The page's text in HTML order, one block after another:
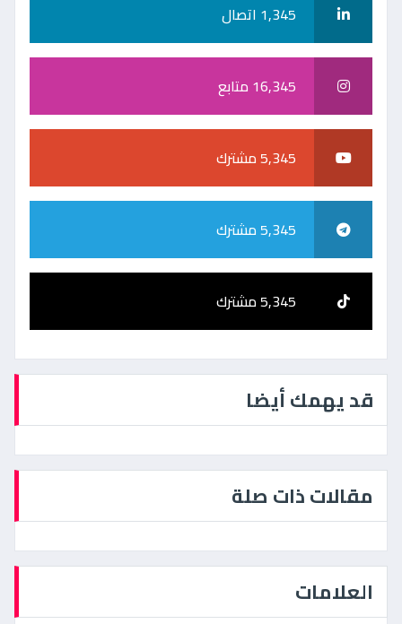
1,345 اتصال
16,345 متابع
5,345 مشترك
5,345 مشترك
5,345 مشترك
قد يهمك أيضا
مقالات ذات صلة
العلامات